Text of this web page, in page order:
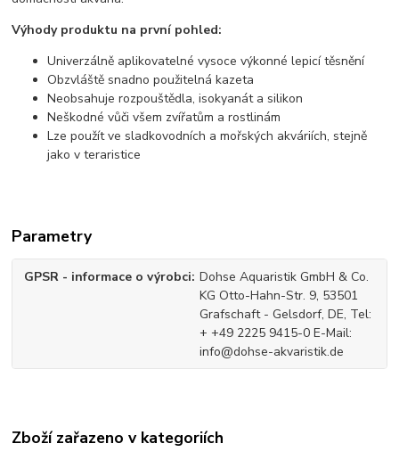
Výhody produktu na první pohled:
Univerzálně aplikovatelné vysoce výkonné lepicí těsnění
Obzvláště snadno použitelná kazeta
Neobsahuje rozpouštědla, isokyanát a silikon
Neškodné vůči všem zvířatům a rostlinám
Lze použít ve sladkovodních a mořských akváriích, stejně
jako v teraristice
Parametry
GPSR - informace o výrobci Dohse Aquaristik GmbH & Co.
KG Otto-Hahn-Str. 9, 53501
Grafschaft - Gelsdorf, DE, Tel:
+ +49 2225 9415-0 E-Mail:
info@dohse-akvaristik.de
Zboží zařazeno v kategoriích